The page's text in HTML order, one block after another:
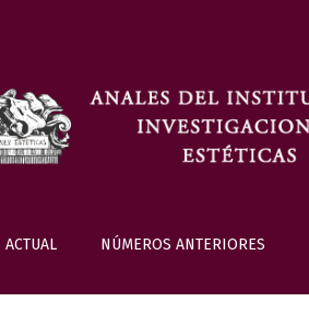
ACTUAL NÚMEROS ANTERIORES